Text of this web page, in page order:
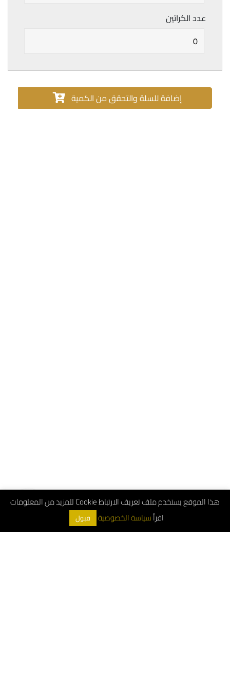
عدد الكراتين
إضافة للسلة والتحقق من الكمية
هذا الموقع يستخدم ملف تعريف الارتباط Cookie للمزيد من المعلومات
اقرأسياسة الخصوصية قبول